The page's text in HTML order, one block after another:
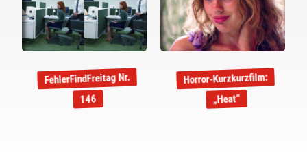
FehlerFindFreitag Nr.
146
Horror-Kurzkurzfilm:
„Heat“